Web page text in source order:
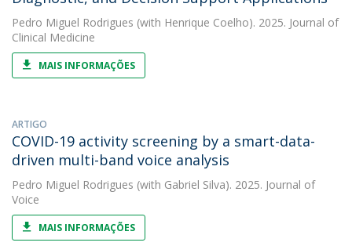
Pedro Miguel Rodrigues (with Henrique Coelho). 2025. Journal of
Clinical Medicine
MAIS INFORMAÇÕES
ARTIGO
COVID-19 activity screening by a smart-data-
driven multi-band voice analysis
Pedro Miguel Rodrigues (with Gabriel Silva). 2025. Journal of
Voice
MAIS INFORMAÇÕES